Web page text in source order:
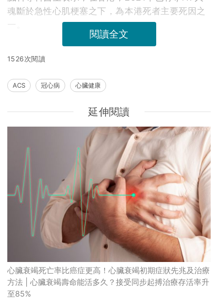
魂斷於急性心肌梗塞之下，為本港死者主要死因之
閱讀全文
1526次閱讀
ACS 冠心病 心臟健康
延伸閱讀
心臟衰竭死亡率比癌症更高！心臟衰竭初期症狀先兆及治療
方法 | 心臟衰竭壽命能活多久？接受同步起搏治療存活率升
至85%